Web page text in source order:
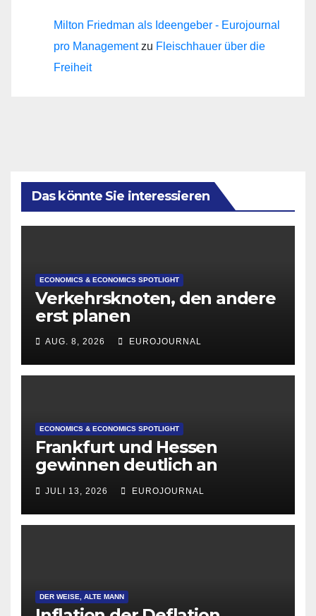
Milton Friedman als Ideengeber - Eurojournal
pro Managementzu Fleischhauer über die
Freiheit
Das könnte Sie interessieren
ECONOMICS & ECONOMICS SPOTLIGHT
Verkehrsknoten, den andere
erst planen
AUG. 8, 2026 EUROJOURNAL
ECONOMICS & ECONOMICS SPOTLIGHT
Frankfurt und Hessen
gewinnen deutlich an
Attraktivität für Startup-
Gründungen
JULI 13, 2026 EUROJOURNAL
DER WEISE, ALTE MANN